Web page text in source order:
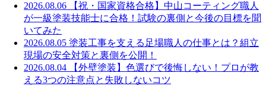
2026.08.06
【祝・国家資格合格】中山コーティング職人
が一級塗装技能士に合格！試験の裏側と今後の目標を聞
いてみた
2026.08.05 塗装工事を支える足場職人の仕事とは？組立
現場の安全対策と裏側を公開！
2026.08.04
【外壁塗装】色選びで後悔しない！プロが教
える3つの注意点と失敗しないコツ